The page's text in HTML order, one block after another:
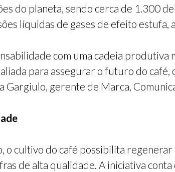
do planeta, sendo cerca de 1.300
líquidas de gases de efeito estufa,
com uma cadeia produtiva
para assegurar o futuro do
Gargiulo, gerente de Marca,
o cultivo do café possibilita
de alta qualidade. A iniciativa